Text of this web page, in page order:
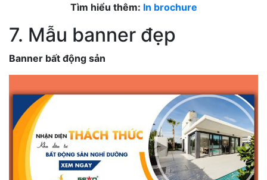
Tìm hiểu thêm: In brochure
7. Mẫu banner đẹp
Banner bất động sản